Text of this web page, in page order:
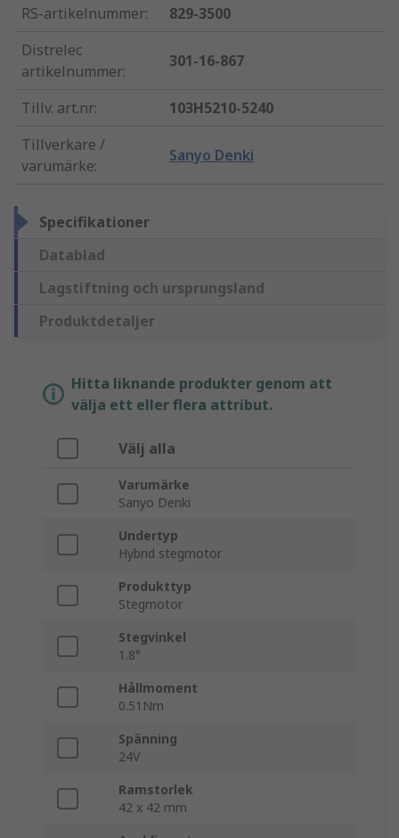
RS-artikelnummer:
829-3500
Distrelec
artikelnummer:
301-16-867
Tillv. art.nr:
103H5210-5240
Tillverkare /
varumärke:
Sanyo Denki
Specifikationer
Datablad
Lagstiftning och ursprungsland
Produktdetaljer
Hitta liknande produkter genom att
välja ett eller flera attribut.
Välj alla
Varumärke
Sanyo Denki
Undertyp
Hybrid stegmotor
Produkttyp
Stegmotor
Stegvinkel
1.8°
Hållmoment
0.51Nm
Spänning
24V
Ramstorlek
42 x 42 mm